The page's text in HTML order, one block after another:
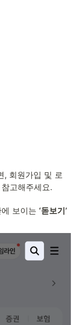
, 회원가입 및 로
고해주세요.
보이는 ‘돋보기’